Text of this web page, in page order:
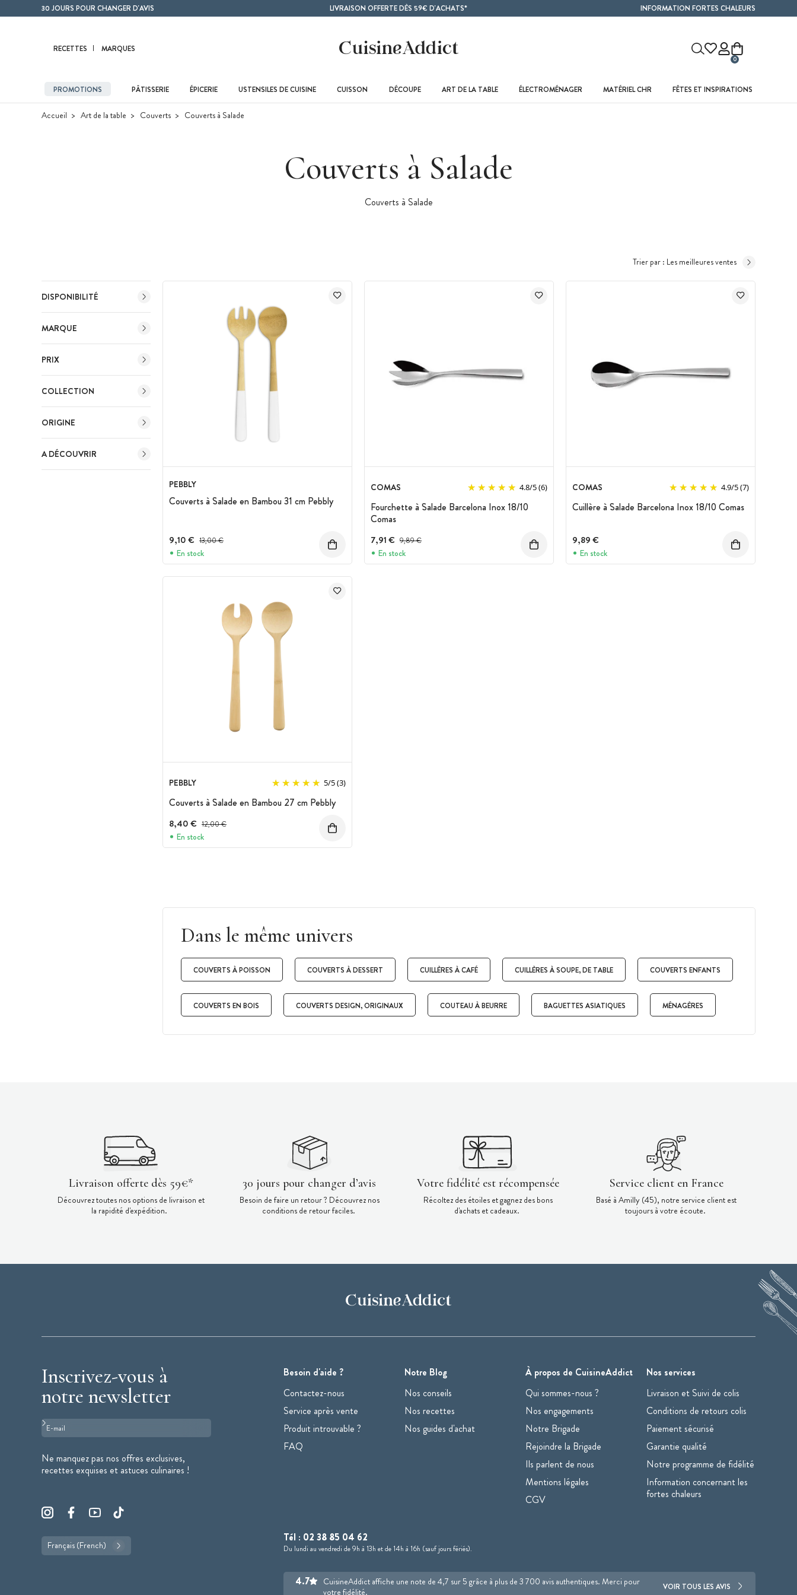
Contenu principal30 JOURS POUR CHANGER D'AVIS LIVRAISON OFFERTE DÈS 59€ D'ACHATS* INFORMATION FORTES CHALEURS
RECETTES MARQUES
0
PROMOTIONS PÂTISSERIE ÉPICERIE USTENSILES DE CUISINE CUISSON DÉCOUPE ART DE LA TABLE ÉLECTROMÉNAGER MATÉRIEL CHR FÊTES ET INSPIRATIONS
Accueil Art de la table Couverts Couverts à Salade
Couverts à Salade
Couverts à Salade
Trier par : Les meilleures ventes
DISPONIBILITÉ
MARQUE
PRIX
COLLECTION
ORIGINE
A DÉCOUVRIR
PEBBLY
Couverts à Salade en Bambou 31 cm Pebbly
9,10 € Prix avant réduction :
13,00 €
En stock
COMAS 4.8/5(6)
Fourchette à Salade Barcelona Inox 18/10
Comas
7,91 € Prix avant réduction :
9,89 €
En stock
COMAS 4.9/5(7)
Cuillère à Salade Barcelona Inox 18/10 Comas
9,89 €
En stock
PEBBLY 5/5(3)
Couverts à Salade en Bambou 27 cm Pebbly
8,40 € Prix avant réduction :
12,00 €
En stock
Dans le même univers
COUVERTS À POISSON COUVERTS À DESSERT CUILLÈRES À CAFÉ CUILLÈRES À SOUPE, DE TABLE COUVERTS ENFANTS
COUVERTS EN BOIS COUVERTS DESIGN, ORIGINAUX COUTEAU À BEURRE BAGUETTES ASIATIQUES MÉNAGÈRES
Livraison offerte dès 59€*
Découvrez toutes nos options de livraison et
la rapidité d'expédition.
30 jours pour changer d’avis
Besoin de faire un retour ? Découvrez nos
conditions de retour faciles.
Votre fidélité est récompensée
Récoltez des étoiles et gagnez des bons
d'achats et cadeaux.
Service client en France
Basé à Amilly (45), notre service client est
toujours à votre écoute.
Besoin d'aide ?
Contactez-nous
Service après vente
Produit introuvable ?
FAQ
Notre Blog
Nos conseils
Nos recettes
Nos guides d'achat
À propos de CuisineAddict
Qui sommes-nous ?
Nos engagements
Notre Brigade
Rejoindre la Brigade
Ils parlent de nous
Mentions légales
CGV
Nos services
Livraison et Suivi de colis
Conditions de retours colis
Paiement sécurisé
Garantie qualité
Notre programme de fidélité
Information concernant les
fortes chaleurs
Inscrivez-vous à
notre newsletter
Format : adresse@email.com
Ne manquez pas nos offres exclusives,
recettes exquises et astuces culinaires !
Français (French)
Tél : 02 38 85 04 62
Du lundi au vendredi de 9h à 13h et de 14h à 16h (sauf jours fériés).
4.7
CuisineAddict affiche une note de 4,7 sur 5 grâce à plus de 3 700 avis authentiques. Merci pour
votre fidélité.
VOIR TOUS LES AVIS